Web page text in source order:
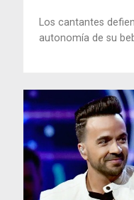
Los cantantes
autonomía de su